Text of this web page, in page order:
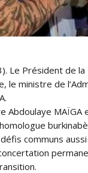
Président de la
le ministre de
Abdoulaye
communs